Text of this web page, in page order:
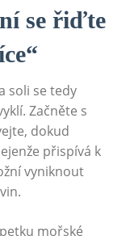
se řiďte
soli se tedy
Začněte s
dokud
přispívá k
vyniknout
mořské